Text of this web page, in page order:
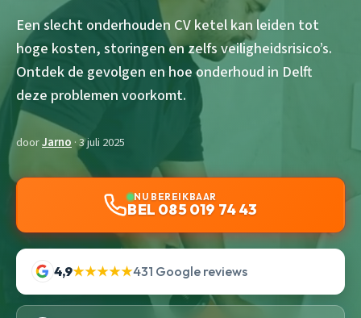
Een slecht onderhouden CV ketel kan leiden tot
hoge kosten, storingen en zelfs veiligheidsrisico’s.
Ontdek de gevolgen en hoe onderhoud in Delft
deze problemen voorkomt.
doorJarno · 3 juli 2025
NU BEREIKBAAR
BEL 085 019 74 43
4,9★★★★★431 Google reviews